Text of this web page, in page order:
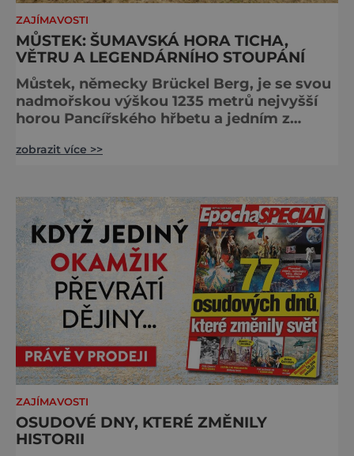
ZAJÍMAVOSTI
MŮSTEK: ŠUMAVSKÁ HORA TICHA,
VĚTRU A LEGENDÁRNÍHO STOUPÁNÍ
Můstek, německy Brückel Berg, je se svou
nadmořskou výškou 1235 metrů nejvyšší
horou Pancířského hřbetu a jedním z
Šumavy. Přestože nestojí v centru hlavních
Můstek si dodnes uchovává syrový horský
charakter, klid a zvláštní atmosféru
šumavských hřebenů, kde se střídá hustý
les
zobrazit více >>
ZAJÍMAVOSTI
OSUDOVÉ DNY, KTERÉ ZMĚNILY
HISTORII